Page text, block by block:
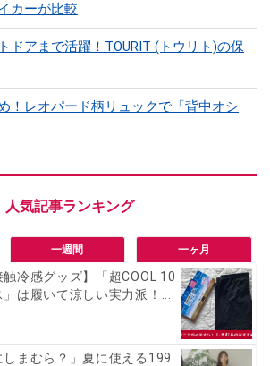
カーが比較
ドアまで活躍！TOURIT (トウリト)の保
！レオパード柄リュックで「背中オシ
一週間 一ヶ月
触冷感グッズ】「超COOL 10
は履いて涼しい実力派！...
しまむら？」夏に使える199